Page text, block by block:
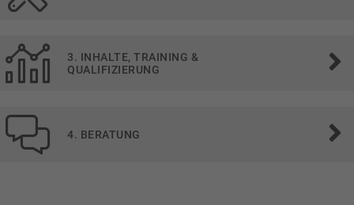
3. INHALTE, TRAINING &
QUALIFIZIERUNG
4. BERATUNG